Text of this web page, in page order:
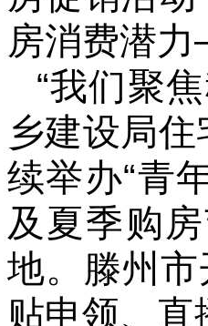
房消费潜
“我们聚
乡建设局
续举办“青
及夏季购
地。滕州市
贴申领、直